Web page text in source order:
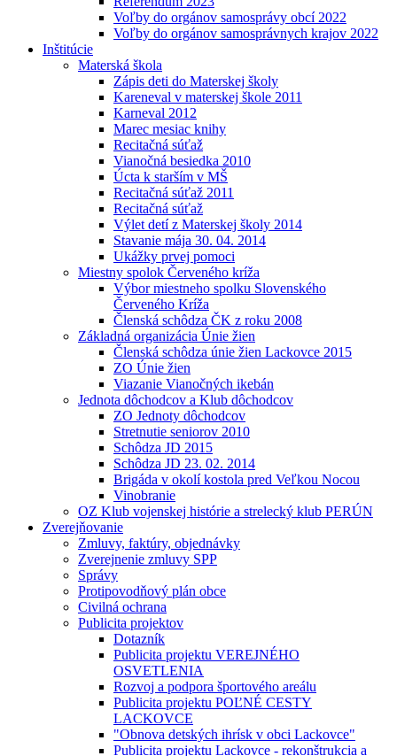
Voľby do orgánov samosprávy obcí 2022
Voľby do orgánov samosprávnych krajov 2022
Inštitúcie
Materská škola
Zápis deti do Materskej školy
Kareneval v materskej škole 2011
Karneval 2012
Marec mesiac knihy
Recitačná súťaž
Vianočná besiedka 2010
Úcta k starším v MŠ
Recitačná súťaž 2011
Recitačná súťaž
Výlet detí z Materskej školy 2014
Stavanie mája 30. 04. 2014
Ukážky prvej pomoci
Miestny spolok Červeného kríža
Výbor miestneho spolku Slovenského
Červeného Kríža
Členská schôdza ČK z roku 2008
Základná organizácia Únie žien
Členská schôdza únie žien Lackovce 2015
ZO Únie žien
Viazanie Vianočných ikebán
Jednota dôchodcov a Klub dôchodcov
ZO Jednoty dôchodcov
Stretnutie seniorov 2010
Schôdza JD 2015
Schôdza JD 23. 02. 2014
Brigáda v okolí kostola pred Veľkou Nocou
Vinobranie
OZ Klub vojenskej histórie a strelecký klub PERÚN
Zverejňovanie
Zmluvy, faktúry, objednávky
Zverejnenie zmluvy SPP
Správy
Protipovodňový plán obce
Civilná ochrana
Publicita projektov
Dotazník
Publicita projektu VEREJNÉHO
OSVETLENIA
Rozvoj a podpora športového areálu
Publicita projektu POĽNÉ CESTY
LACKOVCE
"Obnova detských ihrísk v obci Lackovce"
Publicita projektu Lackovce - rekonštrukcia a